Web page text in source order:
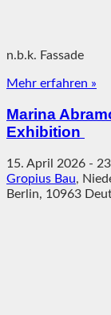
n.b.k. Fassade
Mehr erfahren »
Marina
Exhibition
15. April 2026 -
Gropius Bau,
Berlin, 10963